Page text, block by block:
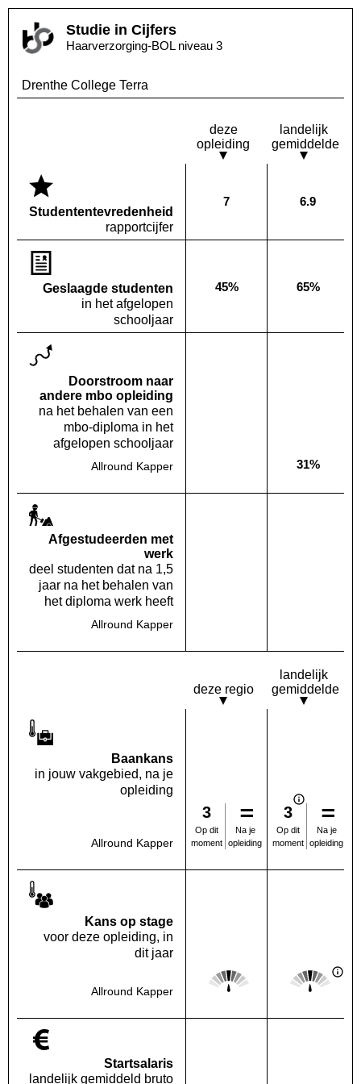
Studie in Cijfers
Haarverzorging-BOL niveau 3
Drenthe College Terra
deze
opleiding
landelijk
gemiddelde
Studenten­tevredenheid
rapportcijfer
Deze opleiding:
7 Landelijk
6.9
Geslaagde studenten
in het afgelopen
schooljaar
Deze opleiding:
45% Landelijk
65%
Doorstroom naar
andere mbo opleiding
na het behalen van een
mbo-diploma in het
afgelopen schooljaar
Allround Kapper Deze opleiding:
Geen waarde bekendLandelijk
31%
Af­gestudeerden met
werk
deel studenten dat na 1,5
jaar na het behalen van
het diploma werk heeft
Allround Kapper
deze regio
landelijk
gemiddelde
Baankans
in jouw vakgebied, na je
opleiding
Allround Kapper
3
Op dit
moment
Na je
opleiding
3
Op dit
moment
Na je
opleiding
Kans op stage
voor deze opleiding, in
dit jaar
Allround Kapper Deze regio:
Score: 3 van 5
Landelijk
Score: 3 van
Startsalaris
landelijk gemiddeld bruto